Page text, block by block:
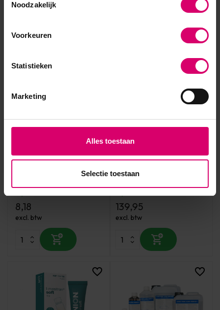
Noodzakelijk
Voorkeuren
Statistieken
Marketing
Alles toestaan
Selectie toestaan
excl. btw
CND Vinylux Long Wear
8,18
excl. btw
Florence Nails
Florence Nails Double UV-
139,95
excl. btw